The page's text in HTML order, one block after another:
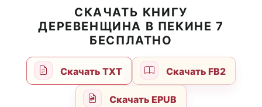
СКАЧАТЬ КНИГУ
ДЕРЕВЕНЩИНА В ПЕКИНЕ 7
БЕСПЛАТНО
Скачать TXT Скачать FB2
Скачать EPUB